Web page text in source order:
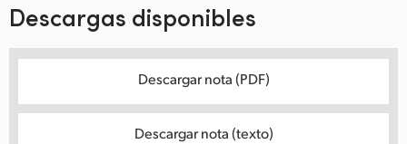
Descargas disponibles
Descargar nota (PDF)
Descargar nota (texto)